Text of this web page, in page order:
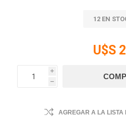
12 EN
U$S
i
h
AGREGAR A LA LISTA